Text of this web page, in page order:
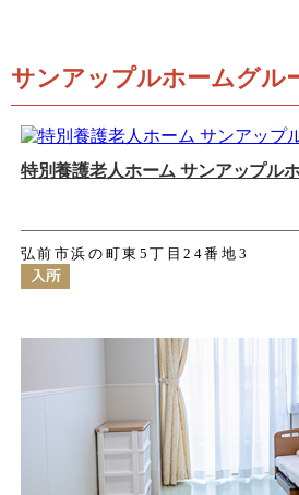
サンアップルホームグル
特別養護老人ホーム サンアップル
弘前市浜の町東5丁目24番地3